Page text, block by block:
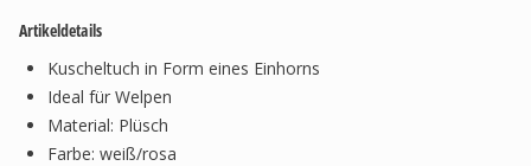
Artikeldetails
Kuscheltuch in Form eines Einhorns
Ideal für Welpen
Material: Plüsch
Farbe: weiß/rosa